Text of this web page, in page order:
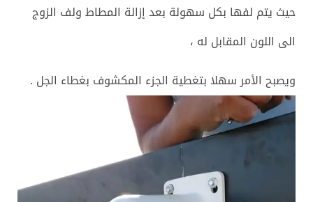
حيث يتم لفها بكل سهولة بعد إزالة المطاط ولف الزوج
الى اللون المقابل له ،
ويصبح الأمر سهلا بتغطية الجزء المكشوف بغطاء الجل .